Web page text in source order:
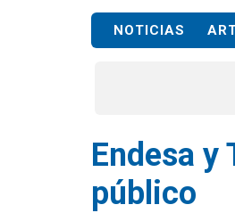
NOTICIAS
Endesa y
público